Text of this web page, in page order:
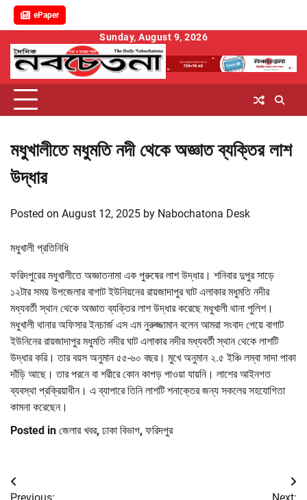
ePaper
content
Sunday, August 9, 2026
মধুখালীতে মধুমতি নদী থেকে অজ্ঞাত ব্যক্তির লাশ
উদ্ধার
Posted on August 12, 2025 by Nabochatona Desk
মধুখালী প্রতিনিধি
ফরিদপুরের মধুখালীতে অজ্ঞাতনামা এক পুরুষের লাশ উদ্ধার। শনিবার দুপুর সাড়ে
১২টার সময় উপজেলার বাগাট ইউনিয়নের রায়জাদাপুর ঘাট এলাকার মধুমতি নদীর
মধ্যবর্তী স্থান থেকে অজ্ঞাত ব্যক্তির লাশ উদ্ধার করেছে মধুখালী থানা পুলিশ।
মধুখালী থানার অফিসার ইনচার্জ এস এম নুরুজ্জামান বলেন আমরা সংবাদ পেয়ে বাগাট
ইউনিনের রায়জাদাপুর মধুমতি নদীর ঘাট এলাকার নদীর মধ্যবর্তী স্থান থেকে লাশটি
উদ্ধার করি। তার বয়স অনুমান ৫৫-৬০ বছর। মুখে অনুমান ২.৫ ইঞ্চি লম্বা সাদা পাকা
দাঁড়ি আছে। তার পরনে বা শরীরে কোন কাপড় পাওয়া যায়নি। লাশের আইনগত
ব্যবস্থা প্রক্রিয়াধীন। এ ব্যাপারে তিনি লাশটি শনাক্তের জন্য সকলের সহযোগিতা
কামনা করেছেন।
Posted in জেলার খবর, ঢাকা বিভাগ, ফরিদপুর
Post